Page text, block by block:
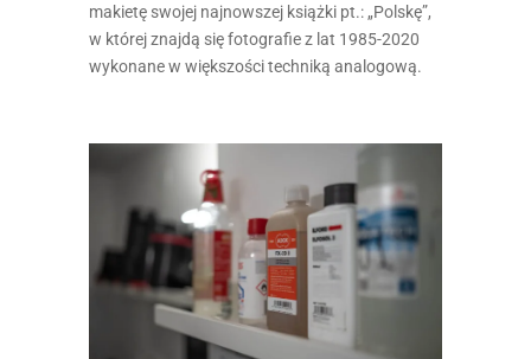
makietę swojej najnowszej książki pt.: „Polskę”,
w której znajdą się fotografie z lat 1985-2020
wykonane w większości techniką analogową.